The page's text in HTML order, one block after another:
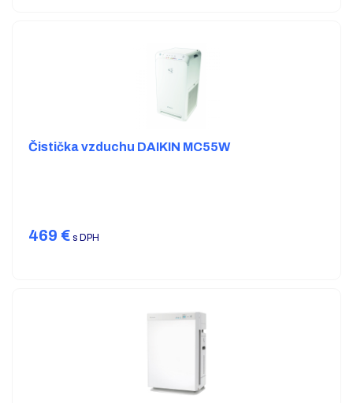
Čistička vzduchu DAIKIN MC55W
469 € s DPH